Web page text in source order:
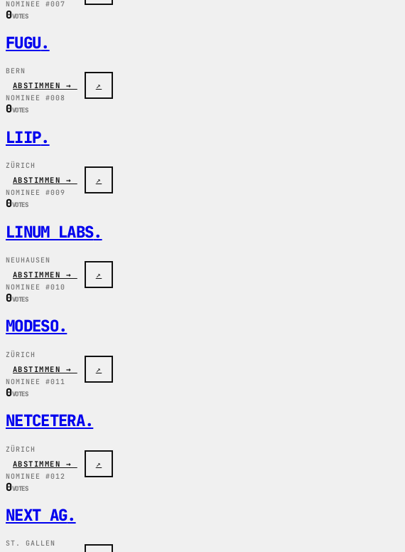
NOMINEE #007
0VOTES
FUGU.
BERN
ABSTIMMEN → ↗
NOMINEE #008
0VOTES
LIIP.
ZÜRICH
ABSTIMMEN → ↗
NOMINEE #009
0VOTES
LINUM LABS.
NEUHAUSEN
ABSTIMMEN → ↗
NOMINEE #010
0VOTES
MODESO.
ZÜRICH
ABSTIMMEN → ↗
NOMINEE #011
0VOTES
NETCETERA.
ZÜRICH
ABSTIMMEN → ↗
NOMINEE #012
0VOTES
NEXT AG.
ST. GALLEN